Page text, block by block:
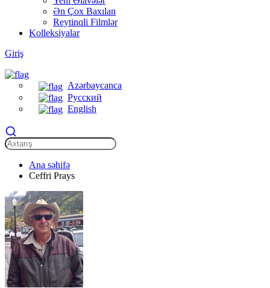
Ən Çox Baxılan
Reytinqli Filmlər
Kolleksiyalar
Giriş
Azərbaycanca
Русский
English
Ana səhifə
Ceffri Prays